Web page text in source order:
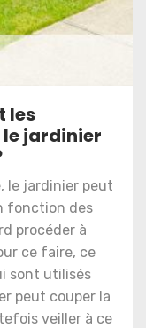
les
jardinier
le jardinier peut
fonction des
procéder à
ce faire, ce
sont utilisés
peut couper la
veiller à ce